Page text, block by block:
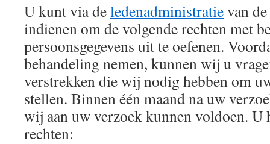
U kunt via deledenadministratievan
indienen om de volgende rechten met
persoonsgegevens uit te oefenen.
behandeling nemen, kunnen wij u
verstrekken die wij nodig hebben om
stellen. Binnen één maand na uw
wij aan uw verzoek kunnen voldoen. U
rechten: